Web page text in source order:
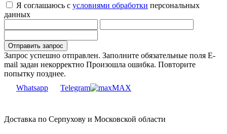
Я соглашаюсь с условиями обработки персональных
данных
Запрос успешно отправлен. Заполните обязательные поля E-
mail задан некорректно Произошла ошибка. Повторите
попытку позднее.
Whatsapp
Telegram MAX
Доставка по Серпухову и Московской области